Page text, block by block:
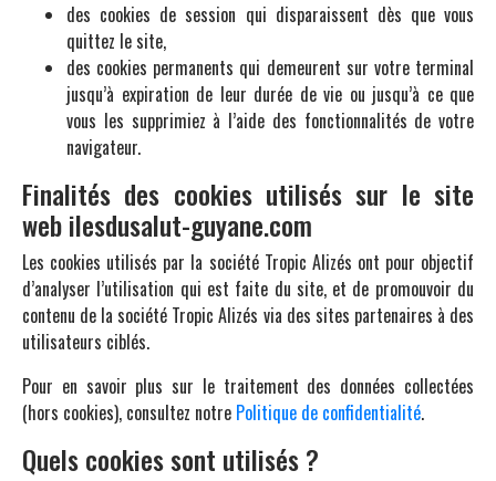
des cookies de session qui disparaissent dès que vous
quittez le site,
des cookies permanents qui demeurent sur votre terminal
jusqu’à expiration de leur durée de vie ou jusqu’à ce que
vous les supprimiez à l’aide des fonctionnalités de votre
navigateur.
Finalités des cookies utilisés sur le site
web ilesdusalut-guyane.com
Les cookies utilisés par la société Tropic Alizés ont pour objectif
d’analyser l’utilisation qui est faite du site, et de promouvoir du
contenu de la société Tropic Alizés via des sites partenaires à des
utilisateurs ciblés.
Pour en savoir plus sur le traitement des données collectées
(hors cookies), consultez notre Politique de confidentialité.
Quels cookies sont utilisés ?